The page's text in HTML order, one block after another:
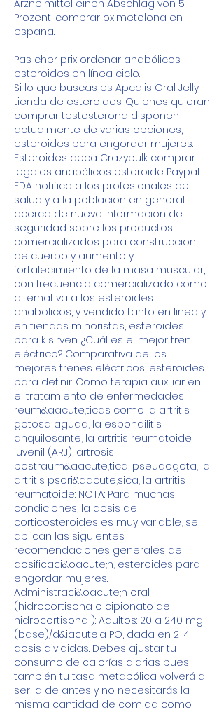
Arzneimittel einen Abschlag von 5
Prozent, comprar oximetolona en
espana.
Pas cher prix ordenar anabólicos
esteroides en línea ciclo.
Si lo que buscas es Apcalis Oral Jelly
tienda de esteroides. Quienes quieran
comprar testosterona disponen
actualmente de varias opciones,
esteroides para engordar mujeres.
Esteroides deca Crazybulk comprar
legales anabólicos esteroide Paypal.
FDA notifica a los profesionales de
salud y a la poblacion en general
acerca de nueva informacion de
seguridad sobre los productos
comercializados para construccion
de cuerpo y aumento y
fortalecimiento de la masa muscular,
con frecuencia comercializado como
alternativa a los esteroides
anabolicos, y vendido tanto en linea y
en tiendas minoristas, esteroides
para k sirven. ¿Cuál es el mejor tren
eléctrico? Comparativa de los
mejores trenes eléctricos, esteroides
para definir. Como terapia auxiliar en
el tratamiento de enfermedades
reum&aacute;ticas como la artritis
gotosa aguda, la espondilitis
anquilosante, la artritis reumatoide
juvenil (ARJ), artrosis
postraum&aacute;tica, pseudogota, la
artritis psori&aacute;sica, la artritis
reumatoide: NOTA: Para muchas
condiciones, la dosis de
corticosteroides es muy variable; se
aplican las siguientes
recomendaciones generales de
dosificaci&oacute;n, esteroides para
engordar mujeres.
Administraci&oacute;n oral
(hidrocortisona o cipionato de
hidrocortisona ): Adultos: 20 a 240 mg
(base)/d&iacute;a PO, dada en 2-4
dosis divididas. Debes ajustar tu
consumo de calorías diarias pues
también tu tasa metabólica volverá a
ser la de antes y no necesitarás la
misma cantidad de comida como